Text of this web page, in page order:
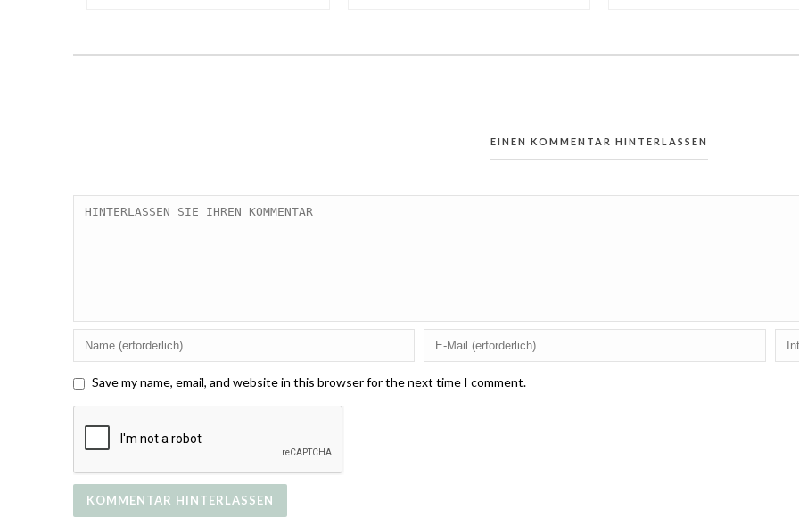
EINEN KOMMENTAR HINTERLASSEN
Save my name, email, and website in this browser for the next time I comment.